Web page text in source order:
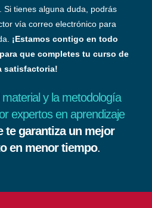
. Si tienes alguna duda, podrás
vía correo electrónico para
¡Estamos contigo en todo
que completes tu curso de
satisfactoria!
material y la metodología
expertos en aprendizaje
te garantiza un mejor
en menor tiempo.